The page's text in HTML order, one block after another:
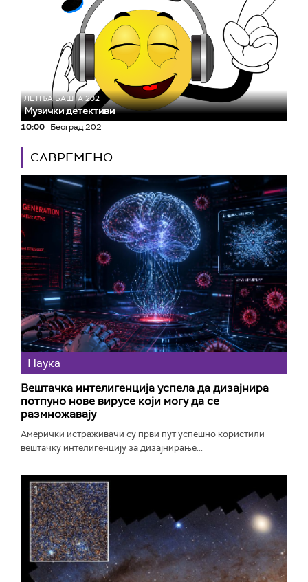
ЛЕТЊА БАШТА 202
Музички детективи
10:00 Београд 202
САВРЕМЕНО
Наука
Вештачка интелигенција успела да дизајнира
потпуно нове вирусе који могу да се
размножавају
Амерички истраживачи су први пут успешно користили
вештачку интелигенцију за дизајнирање...